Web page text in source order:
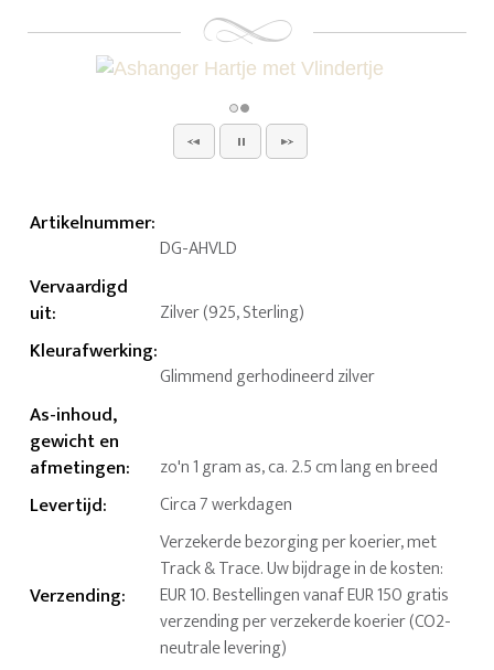
Artikelnummer:
DG-AHVLD
Vervaardigd
uit: Zilver (925, Sterling)
Kleurafwerking:
Glimmend gerhodineerd zilver
As-inhoud,
gewicht en
afmetingen: zo'n 1 gram as, ca. 2.5 cm lang en breed
Levertijd: Circa 7 werkdagen
Verzending:
Verzekerde bezorging per koerier, met
Track & Trace. Uw bijdrage in de kosten:
EUR 10. Bestellingen vanaf EUR 150 gratis
verzending per verzekerde koerier (CO2-
neutrale levering)